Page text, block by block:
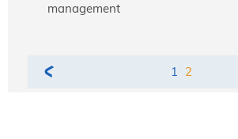
management
1 2